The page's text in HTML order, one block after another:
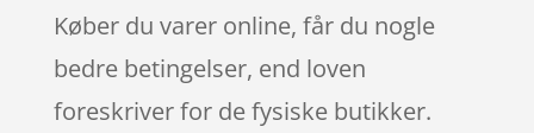
Køber du varer online, får du nogle
bedre betingelser, end loven
foreskriver for de fysiske butikker.